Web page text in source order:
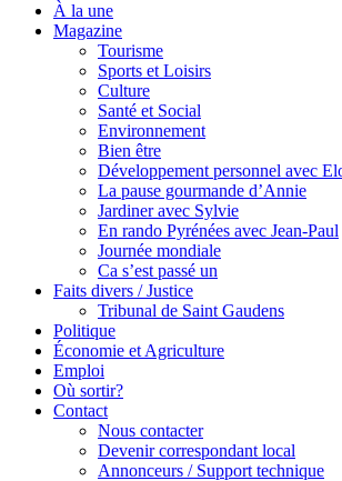
À la une
Magazine
Tourisme
Sports et Loisirs
Culture
Santé et Social
Environnement
Bien être
Développement personnel avec
La pause gourmande d’Annie
Jardiner avec Sylvie
En rando Pyrénées avec Jean-Paul
Journée mondiale
Ca s’est passé un
Faits divers / Justice
Tribunal de Saint Gaudens
Politique
Économie et Agriculture
Emploi
Où sortir?
Contact
Nous contacter
Devenir correspondant local
Annonceurs / Support technique